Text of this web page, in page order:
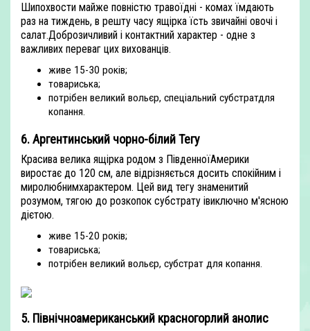
Шипохвости майже повністю травоїдні - комах їмдають
раз на тиждень, в решту часу ящірка їсть звичайні овочі і
салат.Доброзичливий і контактний характер - одне з
важливих переваг цих вихованців.
живе 15-30 років;
товариська;
потрібен великий вольєр, спеціальний субстратдля
копання.
6. Аргентинський чорно-білий Тегу
Красива велика ящірка родом з ПівденноїАмерики
виростає до 120 см, але відрізняється досить спокійним і
миролюбнимхарактером. Цей вид тегу знаменитий
розумом, тягою до розкопок субстрату івиключно м'ясною
дієтою.
живе 15-20 років;
товариська;
потрібен великий вольєр, субстрат для копання.
5. Північноамериканський красногорлий анолис